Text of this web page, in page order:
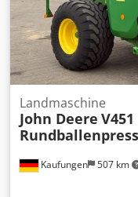
Kaufungen 507 km
Landmaschine
John Deere V451